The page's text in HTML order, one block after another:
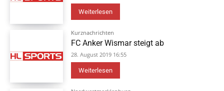
Weiterlesen
Kurznachrichten
FC Anker Wismar steigt ab
28. August 2019 16:55
Weiterlesen